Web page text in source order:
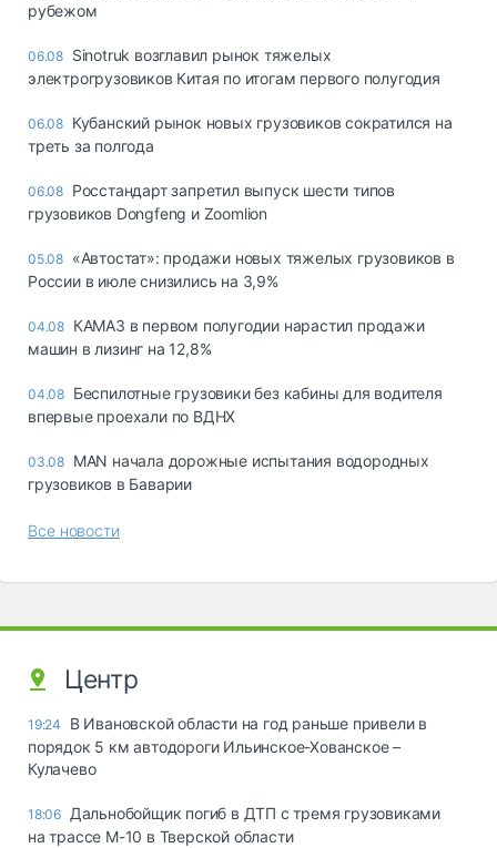
рубежом
06.08 Sinotruk возглавил рынок тяжелых
электрогрузовиков Китая по итогам первого полугодия
06.08 Кубанский рынок новых грузовиков сократился на
треть за полгода
06.08 Росстандарт запретил выпуск шести типов
грузовиков Dongfeng и Zoomlion
05.08 «Автостат»: продажи новых тяжелых грузовиков в
России в июле снизились на 3,9%
04.08 КАМАЗ в первом полугодии нарастил продажи
машин в лизинг на 12,8%
04.08 Беспилотные грузовики без кабины для водителя
впервые проехали по ВДНХ
03.08 MAN начала дорожные испытания водородных
грузовиков в Баварии
Все новости
Центр
19:24
В Ивановской области на год раньше привели в
порядок 5 км автодороги Ильинское-Хованское –
Кулачево
18:06 Дальнобойщик погиб в ДТП с тремя грузовиками
на трассе М-10 в Тверской области